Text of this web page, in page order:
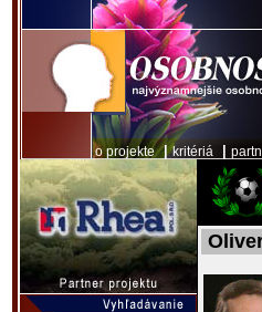
o projekte|kritériá